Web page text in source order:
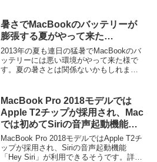
暑さでMacBookのバッテリーが
膨張する夏がやって来た…
2013年の夏も連日の猛暑でMacBookのバ
ッテリーには悪い環境がやって来た様で
す。夏の暑さとは関係ないかもしれませ
す。詳細は以下から。
MacBook Pro 2018モデルでは
Apple T2チップが採用され、Mac
では初めてSiriの音声起動機能
「Hey Siri」が利用可能に。
MacBook Pro 2018モデルではApple T2チ
ップが採用され、Siriの音声起動機能
「Hey Siri」が利用できるそうです。詳細